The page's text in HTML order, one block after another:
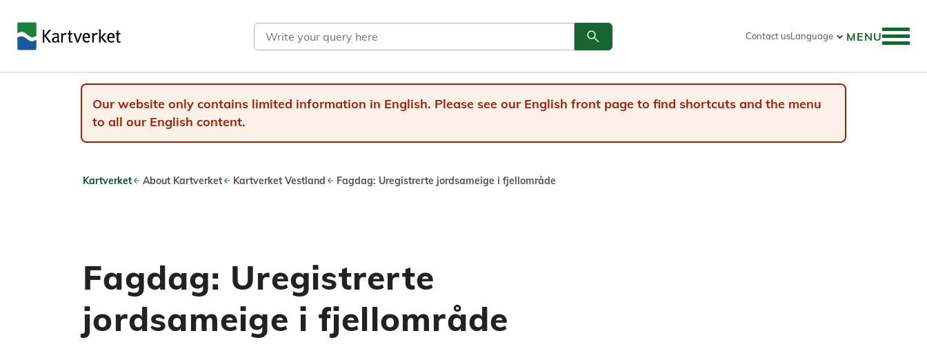
Search
Go to search
search Contact usLanguage MENU
Our website only contains limited information in English. Please see our English front page to find shortcuts and the menu
to all our English content.
Kartverket About Kartverket Kartverket Vestland Fagdag: Uregistrerte jordsameige i fjellområde
Fagdag: Uregistrerte
jordsameige i fjellområde